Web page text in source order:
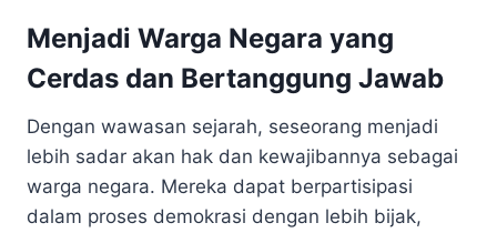
Menjadi Warga Negara yang
Cerdas dan Bertanggung Jawab
Dengan wawasan sejarah, seseorang menjadi
lebih sadar akan hak dan kewajibannya sebagai
warga negara. Mereka dapat berpartisipasi
dalam proses demokrasi dengan lebih bijak,